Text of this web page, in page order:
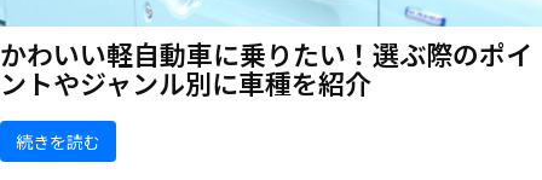
かわいい軽自動車に乗りたい！選ぶ際のポイ
ントやジャンル別に車種を紹介
続きを読む